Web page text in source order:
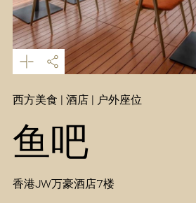
西方美食 | 酒店 | 户外座位
鱼吧
香港JW万豪酒店7楼